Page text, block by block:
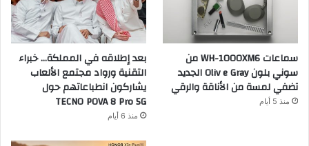
سماعات WH-1000XM6 من
سوني بلون Oliv e Gray الجديد
تضفي لمسة من الأناقة والرقي
منذ 5 أيام
بعد إطلاقه في المملكة… خبراء
التقنية ورواد مجتمع الألعاب
يشاركون انطباعاتهم حول
TECNO POVA 8 Pro 5G
منذ 6 أيام